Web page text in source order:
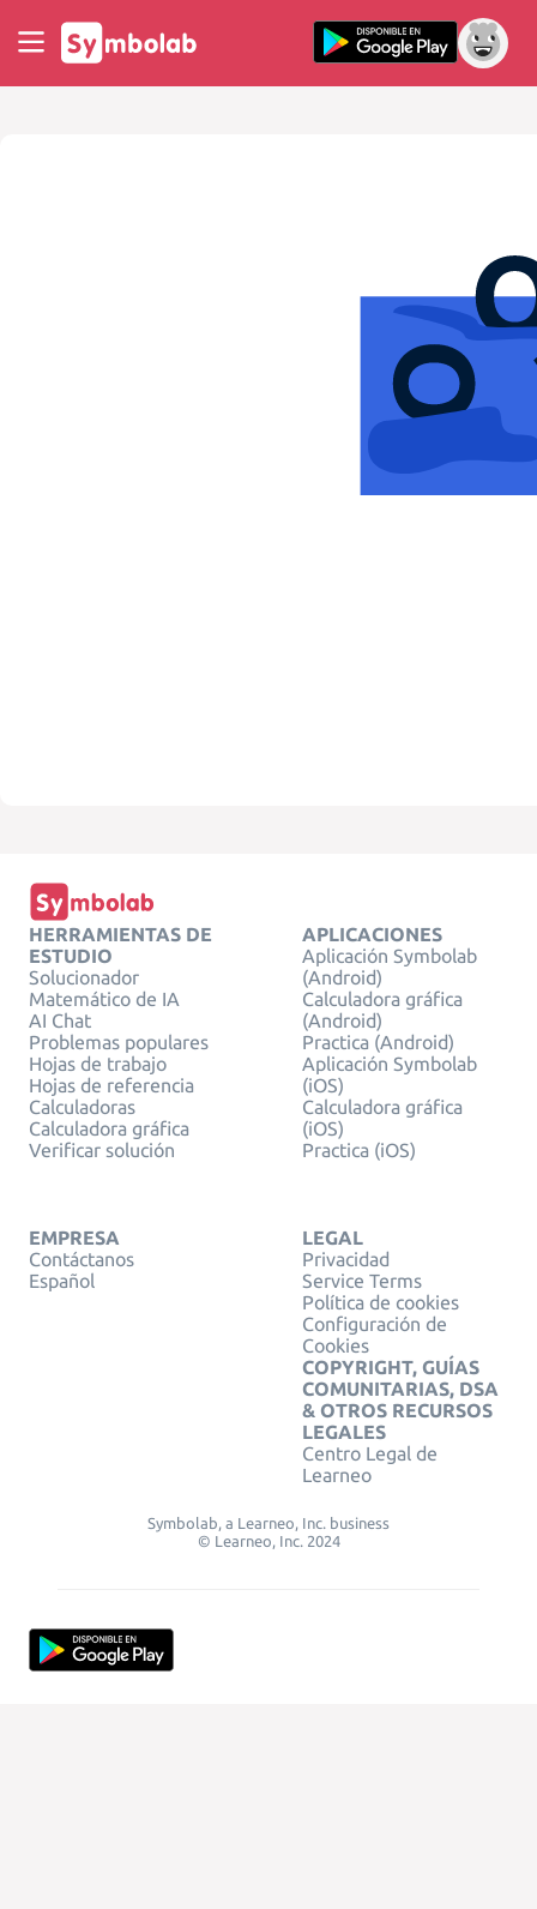
HERRAMIENTAS DE
ESTUDIO
Solucionador
Matemático de IA
AI Chat
Problemas populares
Hojas de trabajo
Hojas de referencia
Calculadoras
Calculadora gráfica
Verificar solución
APLICACIONES
Aplicación Symbolab
(Android)
Calculadora gráfica
(Android)
Practica (Android)
Aplicación Symbolab
(iOS)
Calculadora gráfica
(iOS)
Practica (iOS)
EMPRESA
Contáctanos
Español
LEGAL
Privacidad
Service Terms
Política de cookies
Configuración de
Cookies
COPYRIGHT, GUÍAS
COMUNITARIAS, DSA
& OTROS RECURSOS
LEGALES
Centro Legal de
Learneo
Symbolab, a Learneo, Inc. business
© Learneo, Inc. 2024